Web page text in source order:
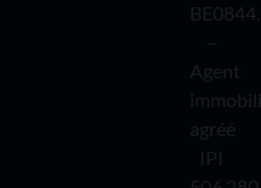
–
Agent
agréé
IPI